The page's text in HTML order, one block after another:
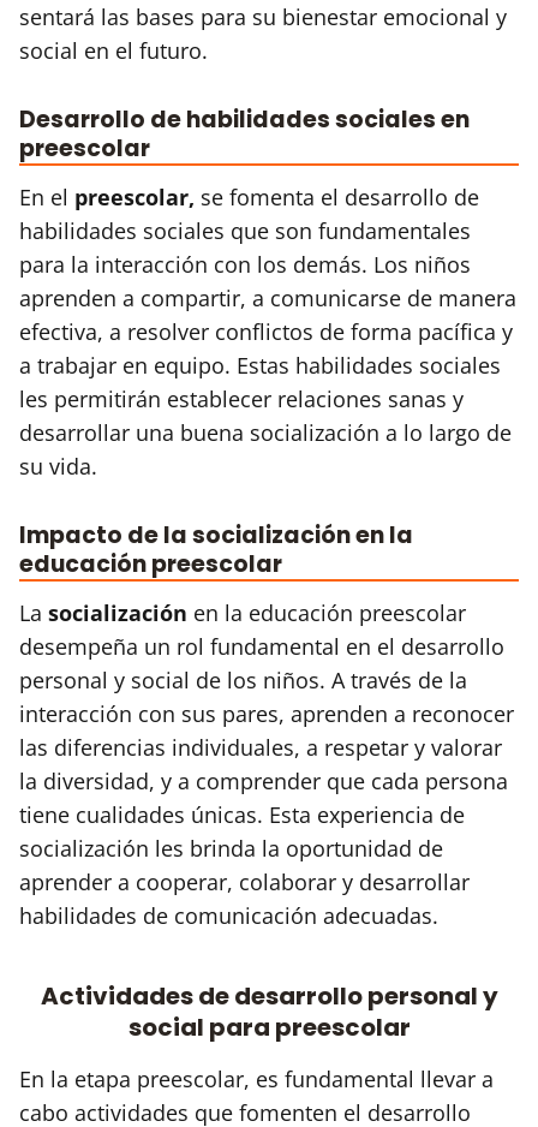
sentará las bases para su bienestar emocional y
social en el futuro.
Desarrollo de habilidades sociales en
preescolar
En el preescolar, se fomenta el desarrollo de
habilidades sociales que son fundamentales
para la interacción con los demás. Los niños
aprenden a compartir, a comunicarse de manera
efectiva, a resolver conflictos de forma pacífica y
a trabajar en equipo. Estas habilidades sociales
les permitirán establecer relaciones sanas y
desarrollar una buena socialización a lo largo de
su vida.
Impacto de la socialización en la
educación preescolar
La socialización en la educación preescolar
desempeña un rol fundamental en el desarrollo
personal y social de los niños. A través de la
interacción con sus pares, aprenden a reconocer
las diferencias individuales, a respetar y valorar
la diversidad, y a comprender que cada persona
tiene cualidades únicas. Esta experiencia de
socialización les brinda la oportunidad de
aprender a cooperar, colaborar y desarrollar
habilidades de comunicación adecuadas.
Actividades de desarrollo personal y
social para preescolar
En la etapa preescolar, es fundamental llevar a
cabo actividades que fomenten el desarrollo